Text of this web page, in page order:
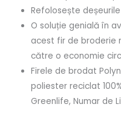
Refolosește
O soluție genială în
acest fir de
către o economie
Firele de brodat
poliester reciclat
Greenlife, Numar de